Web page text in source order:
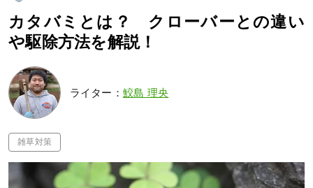
カタバミとは？ クローバーとの違い
や駆除方法を解説！
ライター： 鮫島 理央
雑草対策